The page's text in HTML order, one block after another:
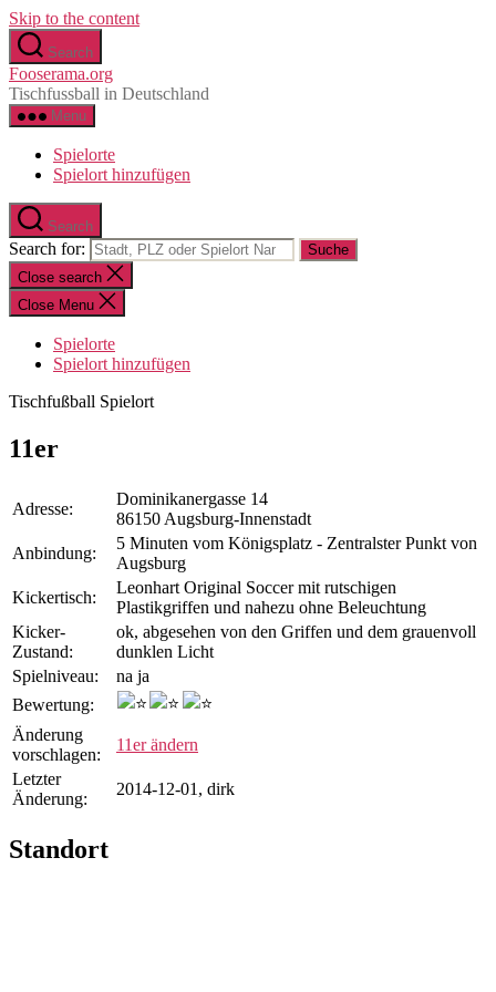
Skip to the content
Search
Fooserama.org
Tischfussball in Deutschland
Menu
Spielorte
Spielort hinzufügen
Search
Search for:
Close search
Close Menu
Spielorte
Spielort hinzufügen
Tischfußball Spielort
11er
Adresse:
Dominikanergasse 14
86150 Augsburg-Innenstadt
Anbindung:
5 Minuten vom Königsplatz - Zentralster Punkt von
Augsburg
Kicker­tisch:
Leonhart Original Soccer mit rutschigen
Plastikgriffen und nahezu ohne Beleuchtung
Kicker-
Zustand:
ok, abgesehen von den Griffen und dem grauenvoll
dunklen Licht
Spiel­niveau:
na ja
Bewertung:
Änderung
vorschlagen:
11er ändern
Letzter
Änderung:
2014-12-01, dirk
Standort